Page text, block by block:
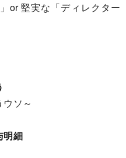
or 堅実な「ディレクター
ソ～
明細